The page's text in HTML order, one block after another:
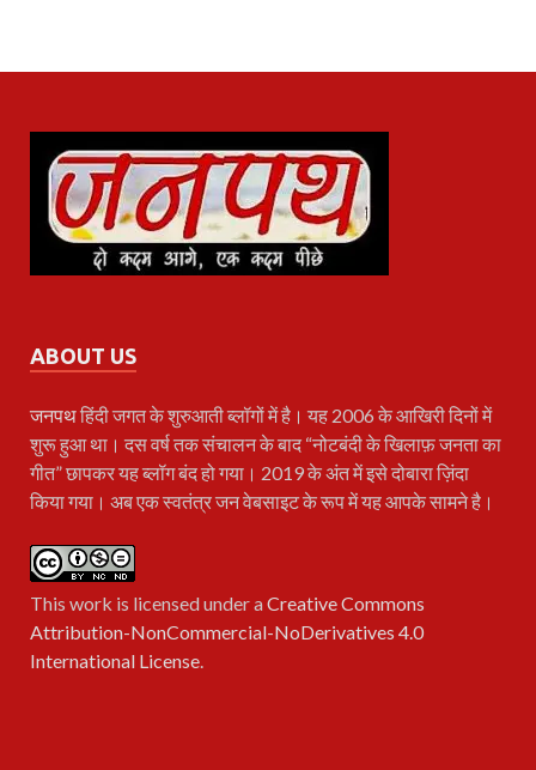
ABOUT US
जनपथहिंदी जगत के शुरुआती ब्लॉगों में है। यह 2006 के आखिरी दिनों में
शुरू हुआ था। दस वर्ष तक संचालन के बाद “नोटबंदी के खिलाफ़ जनता का
गीत” छापकर यह ब्लॉग बंद हो गया। 2019 के अंत में इसे दोबारा ज़िंदा
किया गया। अब एक स्वतंत्र जन वेबसाइट के रूप में यह आपके सामने है।
This work is licensed under aCreative Commons
Attribution-NonCommercial-NoDerivatives 4.0
International License.